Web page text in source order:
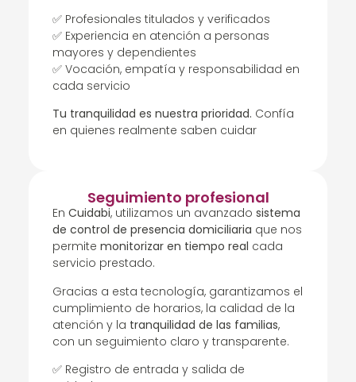
✅ Profesionales titulados y verificados
✅ Experiencia en atención a personas
mayores y dependientes
✅ Vocación, empatía y responsabilidad en
cada servicio
Tu tranquilidad es nuestra prioridad. Confía
en quienes realmente saben cuidar
Seguimiento profesional
En Cuidabi, utilizamos un avanzado sistema
de control de presencia domiciliaria que nos
permite monitorizar en tiempo real cada
servicio prestado.
Gracias a esta tecnología, garantizamos el
cumplimiento de horarios, la calidad de la
atención y la tranquilidad de las familias,
con un seguimiento claro y transparente.
✅ Registro de entrada y salida de